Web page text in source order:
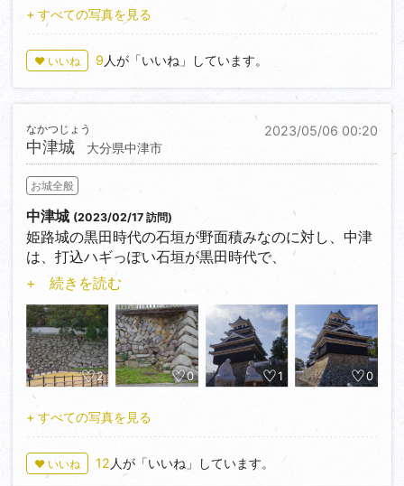
当時としてもかなりインパクトのある層塔型の天守だ
ったようだ。
現在の模擬天守にある千鳥破風や唐破風は、無いと天
守っぽくないということで足してしまったらしい。
今となっては無かった方がインパクトがあったような
+ すべての写真を見る
♥ いいね 9 人が「いいね」しています。
2023/05/06 00:20
中津城
なかつじょう
大分県中津市
お城全般
中津城 (2023/02/17 訪問)
姫路城の黒田時代の石垣が野面積みなのに対し、中津
は、打込ハギっぽい石垣が黒田時代で、
野面積みの方が後の細川時代のもの。
黒田時代の石垣の形が整っているのは、川上の古代山
城「唐原山城」から持ち出したためとのこと。
江戸時代に描かれた「中津城下図」には、天守はなく
鉄門付近に三重櫓が描かれているのみだったらしい。
鉄門跡は確かに絵図面通りの形で残っているものの、
現在は埋められていた。石の種類、積み方が異なるの
で
辛うじて見て取れる。
というわけで、現在の天守がある場所は、本来は隅櫓
+ 続きを読む
2 0 1 0
+ すべての写真を見る
♥ いいね 12 人が「いいね」しています。